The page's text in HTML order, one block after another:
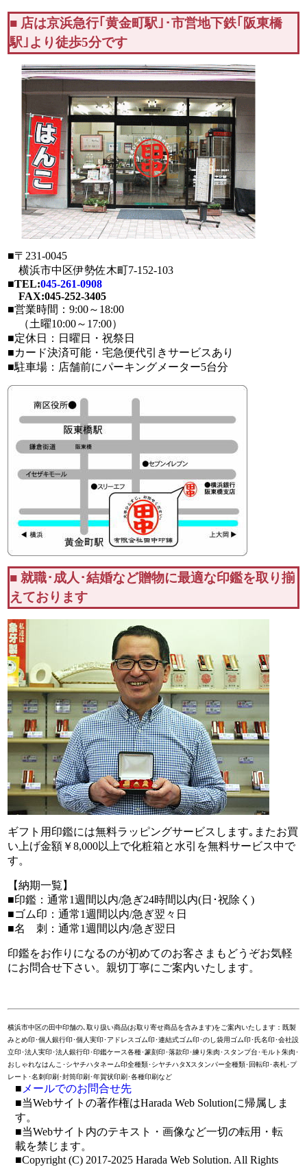
■ 店は京浜急行｢黄金町駅｣･市営地下鉄｢阪東橋
駅｣より徒歩5分です
■〒231-0045
横浜市中区伊勢佐木町7-152-103
■TEL:045-261-0908
FAX:045-252-3405
■営業時間：9:00～18:00
（土曜10:00～17:00）
■定休日：日曜日・祝祭日
■カード決済可能・宅急便代引きサービスあり
■駐車場：店舗前にパーキングメーター5台分
■ 就職･成人･結婚など贈物に最適な印鑑を取り揃
えております
ギフト用印鑑には無料ラッピングサービスします｡ またお買
い上げ金額￥8,000以上で化粧箱と水引を無料サービス中で
す。
【納期一覧】
■印鑑：通常1週間以内/急ぎ24時間以内(日･祝除く)
■ゴム印：通常1週間以内/急ぎ翌々日
■名 刺：通常1週間以内/急ぎ翌日
印鑑をお作りになるのが初めてのお客さまも どうぞお気軽
にお問合せ下さい。 親切丁寧にご案内いたします。
横浜市中区の田中印舗の､取り扱い商品(お取り寄せ商品を含みます)をご案内いたします：既製
みとめ印･個人銀行印･個人実印･アドレスゴム印･連結式ゴム印･のし袋用ゴム印･氏名印･会社設
立印･法人実印･法人銀行印･印鑑ケース各種･篆刻印･落款印･練り朱肉･スタンプ台･モルト朱肉･
おしゃれなはんこ･シヤチハタネーム印全種類･シヤチハタXスタンパー全種類･回転印･表札･プ
レート･名刺印刷･封筒印刷･年賀状印刷･各種印刷など
■ メールでのお問合せ先
■当Webサイトの著作権はHarada Web Solutionに帰属しま
す。
■当Webサイト内のテキスト・画像など一切の転用・転
載を禁じます。
■Copyright (C) 2017-2025 Harada Web Solution. All Rights